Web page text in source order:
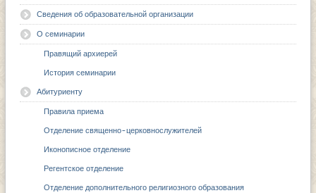
Сведения об образовательной организации
О семинарии
Правящий архиерей
История семинарии
Абитуриенту
Правила приема
Отделение священно-церковнослужителей
Иконописное отделение
Регентское отделение
Отделение дополнительного религиозного образования